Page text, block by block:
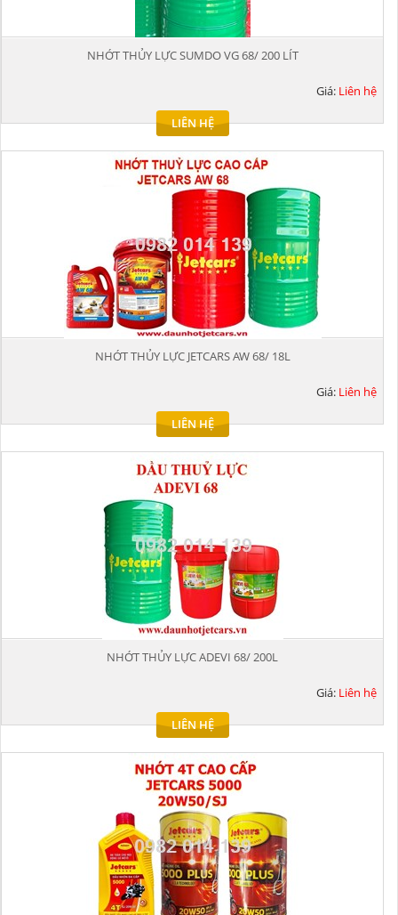
NHỚT THỦY LỰC SUMDO VG 68/ 200 LÍT
Giá: Liên hệ
LIÊN HỆ
NHỚT THỦY LỰC JETCARS AW 68/ 18L
Giá: Liên hệ
LIÊN HỆ
NHỚT THỦY LỰC ADEVI 68/ 200L
Giá: Liên hệ
LIÊN HỆ